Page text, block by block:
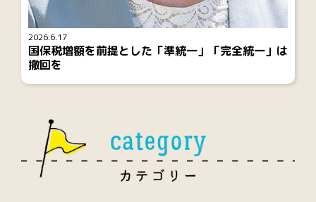
2026.6.17
国保税増額を前提とした「準統一」「完全統一」は
撤回を